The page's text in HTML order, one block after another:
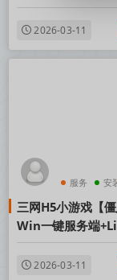
服务端+视频架设
2026-03-11
服务 安
三网H5小游戏【僵
Win一键服务端
服务端+视频架设
2026-03-11